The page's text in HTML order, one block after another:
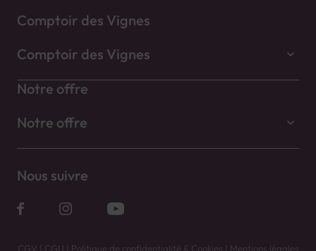
Comptoir des Vignes
Comptoir des Vignes
Notre offre
Notre offre
Nous suivre
CGV | CGU | Politique de confidentialité & Cookies | Mentions légales